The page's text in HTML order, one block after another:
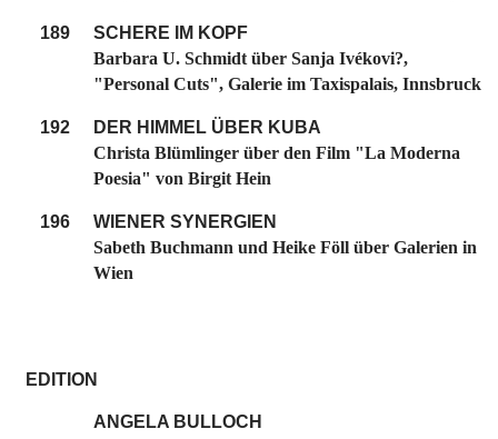
189
SCHERE IM KOPF
Barbara U. Schmidt über Sanja Ivékovi?,
"Personal Cuts", Galerie im Taxispalais, Innsbruck
192
DER HIMMEL ÜBER KUBA
Christa Blümlinger über den Film "La Moderna
Poesia" von Birgit Hein
196
WIENER SYNERGIEN
Sabeth Buchmann und Heike Föll über Galerien in
Wien
EDITION
ANGELA BULLOCH